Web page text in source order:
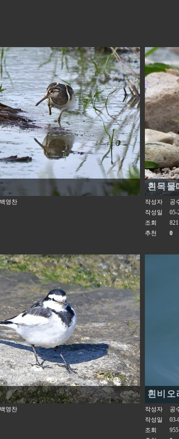
영찬
흰목물
작성자
공
작성일
05-
조회
821
추천
0
영찬
흰비오
작성자
공
작성일
03-
조회
955